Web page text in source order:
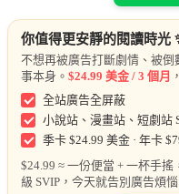
你值得更安靜的閱讀時光
不想再被廣告打斷劇情、被倒
事本身。 $24.99 美金 / 3 個月
全站廣告全屏蔽
小說站、漫畫站、短劇站
季卡 $24.99 美金 · 年卡
$24.99 ≈ 一份便當 + 一杯手
級 SVIP，今天就告別廣告煩惱